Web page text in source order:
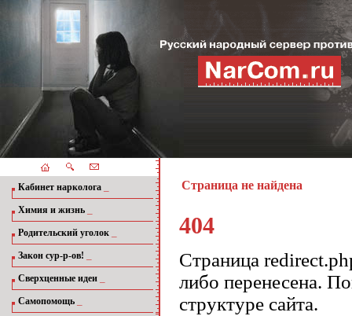
Кабинет нарколога
Химия и жизнь
Родительский уголок
Закон сур-р-ов!
Сверхценные идеи
Самопомощь
Страница не найдена
404
Страница
либо перенесена.
структуре сайта.